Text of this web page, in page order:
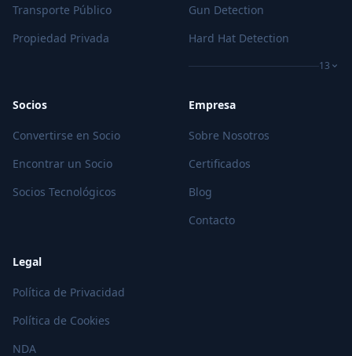
Transporte Público
Propiedad Privada
Gun Detection
Hard Hat Detection
13
Socios
Convertirse en Socio
Encontrar un Socio
Socios Tecnológicos
Empresa
Sobre Nosotros
Certificados
Blog
Contacto
Legal
Política de Privacidad
Política de Cookies
NDA